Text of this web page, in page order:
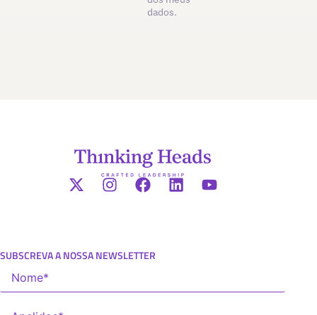
dados.
SUBSCREVA A NOSSA NEWSLETTER